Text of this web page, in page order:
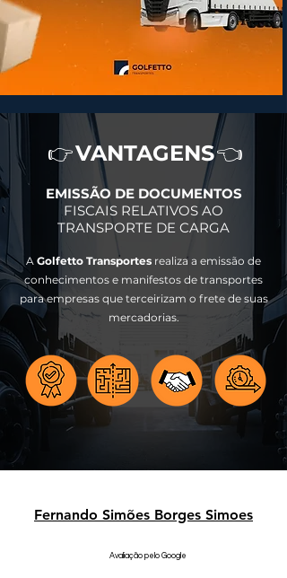
👉VANTAGENS👈
EMISSÃO DE DOCUMENTOS
FISCAIS RELATIVOS AO
TRANSPORTE DE CARGA
A Golfetto Transportes realiza a emissão de
conhecimentos e manifestos de transportes
para empresas que terceirizam o frete de suas
mercadorias.
Fernando Simões Borges Simoes
Avaliação pelo Google